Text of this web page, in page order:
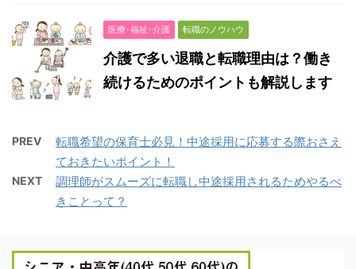
医療･福祉･介護 転職のノウハウ
介護で多い退職と転職理由は？働き
続けるためのポイントも解説します
PREV
転職希望の保育士必見！中途採用に応募する際おさえ
ておきたいポイント！
NEXT
調理師がスムーズに転職し中途採用されるためやるべ
きことって？